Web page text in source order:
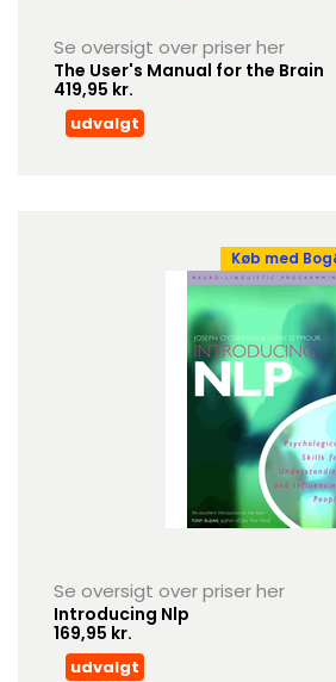
Se oversigt over priser her
The User's Manual for the Brain
419,95 kr.
udvalgt
Køb med
Se oversigt over priser her
Introducing Nlp
169,95 kr.
udvalgt